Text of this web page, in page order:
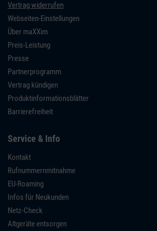
Vertrag widerrufen
Webseiten-Einstellungen
Über maXXim
Preis-Leistung
Presse
Partnerprogramm
Vertrag kündigen
Produktinformationsblätter
Barrierefreiheit
Service & Info
Kontakt
Rufnummernmitnahme
EU-Roaming
Infos für Neukunden
Netz-Check
Altgeräte entsorgen